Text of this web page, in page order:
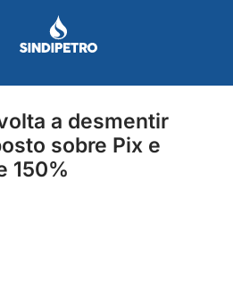
a desmentir
sobre Pix e
150%